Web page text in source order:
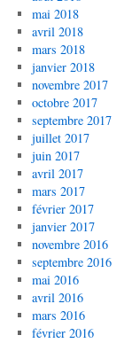
mai 2018
avril 2018
mars 2018
janvier 2018
novembre 2017
octobre 2017
septembre 2017
juillet 2017
juin 2017
avril 2017
mars 2017
février 2017
janvier 2017
novembre 2016
septembre 2016
mai 2016
avril 2016
mars 2016
février 2016